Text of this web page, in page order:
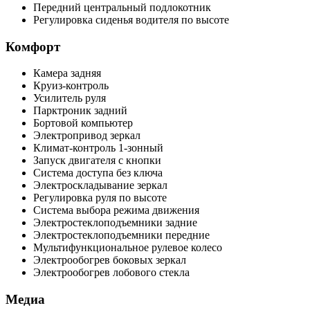
Передний центральный подлокотник
Регулировка сиденья водителя по высоте
Комфорт
Камера задняя
Круиз-контроль
Усилитель руля
Парктроник задний
Бортовой компьютер
Электропривод зеркал
Климат-контроль 1-зонный
Запуск двигателя с кнопки
Система доступа без ключа
Электроскладывание зеркал
Регулировка руля по высоте
Система выбора режима движения
Электростеклоподъемники задние
Электростеклоподъемники передние
Мультифункциональное рулевое колесо
Электрообогрев боковых зеркал
Электрообогрев лобового стекла
Медиа